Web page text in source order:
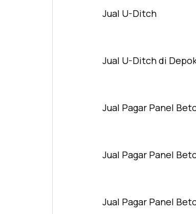
Jual U-Ditch
Jual U-Ditch di
Jual Pagar Panel
Jual Pagar Panel
Jual Pagar Panel